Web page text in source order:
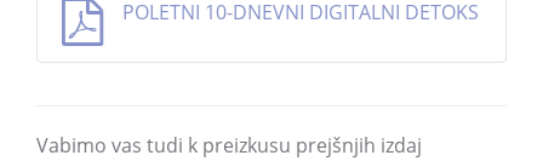
POLETNI 10-DNEVNI DIGITALNI DETOKS
Vabimo vas tudi k preizkusu prejšnjih izdaj